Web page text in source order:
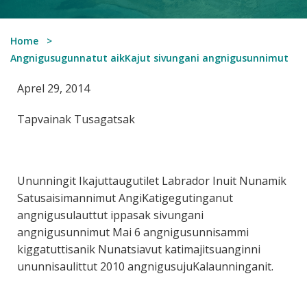
Home
Angnigusugunnatut aikKajut sivungani angnigusunnimut
Aprel 29, 2014
Tapvainak Tusagatsak
Ununningit Ikajuttaugutilet Labrador Inuit Nunamik
Satusaisimannimut AngiKatigegutinganut
angnigusulauttut ippasak sivungani
angnigusunnimut Mai 6 angnigusunnisammi
kiggatuttisanik Nunatsiavut katimajitsuanginni
ununnisaulittut 2010 angnigusujuKalaunninganit.